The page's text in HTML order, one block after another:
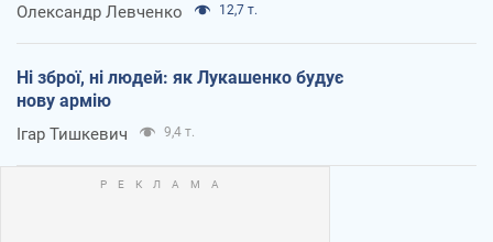
Олександр Левченко 12,7 т.
Ні зброї, ні людей: як Лукашенко будує
нову армію
Ігар Тишкевич 9,4 т.